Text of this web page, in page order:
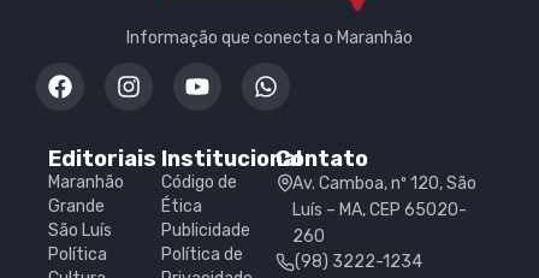
Informação que conecta o Maranhão
Editoriais
Maranhão
Grande
São Luís
Política
Institucional
Código de
Ética
Publicidade
Política de
Contato
Av. Camboa, nº 120, São
Luís – MA, CEP 65020-
260
(98) 3222-1234